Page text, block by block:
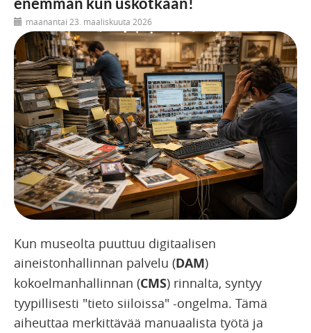
maanantai 23. maaliskuuta 2026
Kun museolta puuttuu digitaalisen
aineistonhallinnan palvelu (DAM)
kokoelmanhallinnan (CMS) rinnalta, syntyy
tyypillisesti "tieto siiloissa" -ongelma. Tämä
aiheuttaa merkittävää manuaalista työtä ja